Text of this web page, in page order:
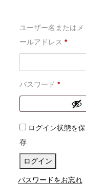
ユーザー名またはメ
ールアドレス *必
須
パスワード *必
須
ログイン状態を保
存
ログイン
パスワードをお忘れ